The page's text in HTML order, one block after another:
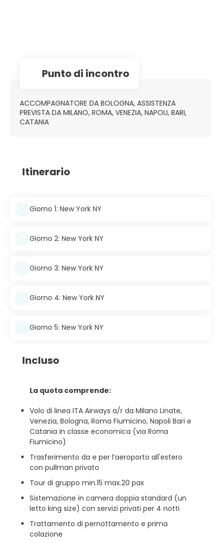
Punto di incontro
ACCOMPAGNATORE DA BOLOGNA, ASSISTENZA
PREVISTA DA MILANO, ROMA, VENEZIA, NAPOLI, BARI,
CATANIA
Itinerario
Giorno 1: New York NY
Giorno 2: New York NY
Giorno 3: New York NY
Giorno 4: New York NY
Giorno 5: New York NY
Incluso
La quota comprende:
Volo di linea ITA Airways a/r da Milano Linate,
Venezia, Bologna, Roma Fiumicino, Napoli Bari e
Catania in classe economica (via Roma
Fiumicino)
Trasferimento da e per l’aeroporto all'estero
con pullman privato
Tour di gruppo min.15 max.20 pax
Sistemazione in camera doppia standard (un
letto king size) con servizi privati per 4 notti
Trattamento di pernottamento e prima
colazione